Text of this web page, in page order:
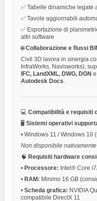
✅ Tabelle dinamiche legate
✅ Tavole aggiornabili
✅ Esportazione di
altri software
🌐Collaborazione e flussi
Civil 3D lavora in sinergia
InfraWorks, Navisworks),
IFC, LandXML, DWG, DGN
Autodesk Docs.
💻 Compatibilità e requisiti
🖥️ Sistemi operativi
• Windows 11 / Windows 10
Non disponibile
🧠 Requisiti hardware
• Processore: Intel® Core
• RAM: Minimo 16 GB
• Scheda grafica: NVIDIA
compatibile DirectX 11